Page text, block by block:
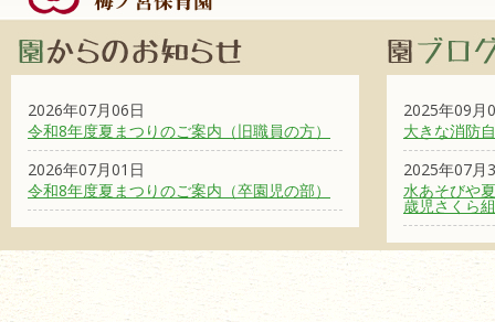
2026年07月06日
令和8年度夏まつりのご案内（旧職員の方）
2026年07月01日
令和8年度夏まつりのご案内（卒園児の部）
2025年09月
大きな消防
2025年07月
水あそびや
歳児さくら